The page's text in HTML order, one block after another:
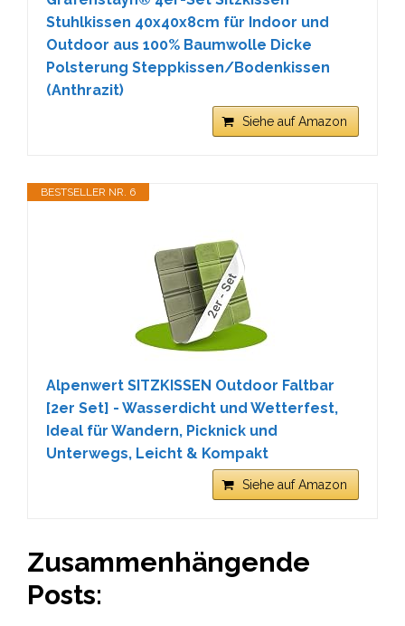
Stuhlkissen 40x40x8cm für Indoor und
Outdoor aus 100% Baumwolle Dicke
Polsterung Steppkissen/Bodenkissen
(Anthrazit)
Siehe auf Amazon
BESTSELLER NR. 6
Alpenwert SITZKISSEN Outdoor Faltbar
[2er Set] - Wasserdicht und Wetterfest,
Ideal für Wandern, Picknick und
Unterwegs, Leicht & Kompakt
Siehe auf Amazon
Zusammenhängende
Posts: